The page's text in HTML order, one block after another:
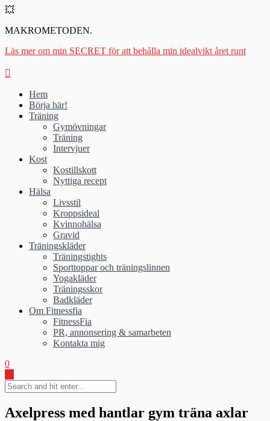
💥
MAKROMETODEN.
Läs mer om min SECRET för att behålla min idealvikt året runt
Hem
Börja här!
Träning
Gymövningar
Träning
Intervjuer
Kost
Kostillskott
Nyttiga recept
Hälsa
Livsstil
Kroppsideal
Kvinnohälsa
Gravid
Träningskläder
Träningstights
Sporttoppar och träningslinnen
Yogakläder
Träningsskor
Badkläder
Om Fitnessfia
FitnessFia
PR, annonsering & samarbeten
Kontakta mig
0
Axelpress med hantlar gym träna axlar